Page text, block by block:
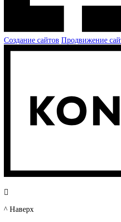
Создание сайтов Продвижение

^ Наверх